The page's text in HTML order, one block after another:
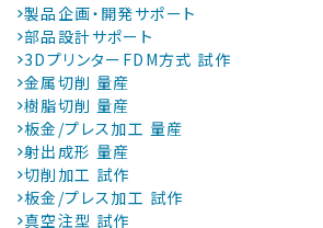
製品企画・開発サポート
部品設計サポート
3DプリンターFDM方式 試作
金属切削 量産
樹脂切削 量産
板金/プレス加工 量産
射出成形 量産
切削加工 試作
板金/プレス加工 試作
真空注型 試作